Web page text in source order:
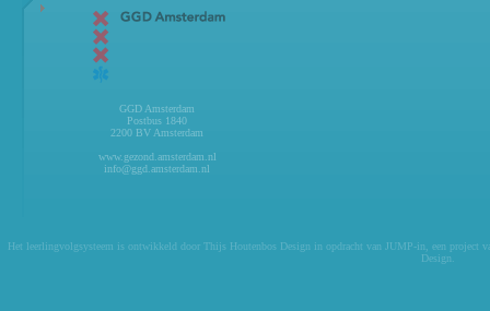
GGD Amsterdam
Postbus 1840
2200 BV Amsterdam
www.gezond.amsterdam.nl
info@ggd.amsterdam.nl
Het leerlingvolgsysteem is ontwikkeld door Thijs Houtenbos Design in opdracht van JUMP-in , een project
Design